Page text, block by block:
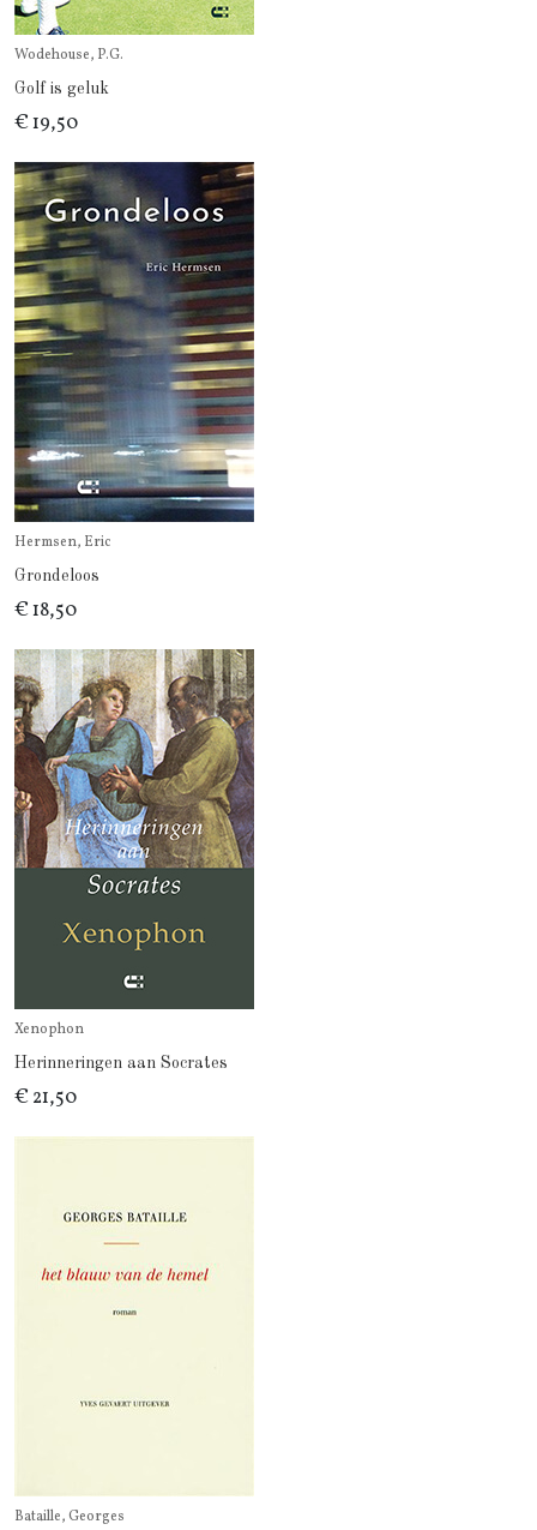
Wodehouse, P.G.
Golf is geluk
€ 19,50
Hermsen, Eric
Grondeloos
€ 18,50
Xenophon
Herinneringen aan Socrates
€ 21,50
Bataille, Georges